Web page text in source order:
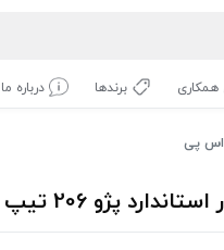
برندها درباره ما
تیپ 2 و 3- 229612 جی ای اس پی